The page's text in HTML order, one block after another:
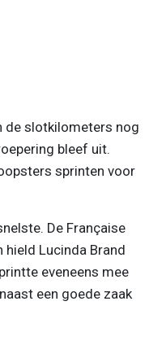
de slotkilometers nog
bleef uit.
sprinten voor
De Française
Lucinda Brand
eveneens mee
een goede zaak